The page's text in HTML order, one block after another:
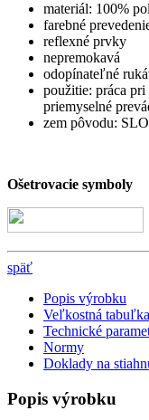
materiál: 100%
farebné
reflexné prvky
nepremokavá
odopínateľné
použitie: práca
priemyselné
zem pôvodu:
Ošetrovacie symboly
späť
Popis výrobku
Veľkostná tabuľka
Technické
Normy
Doklady na
Popis výrobku